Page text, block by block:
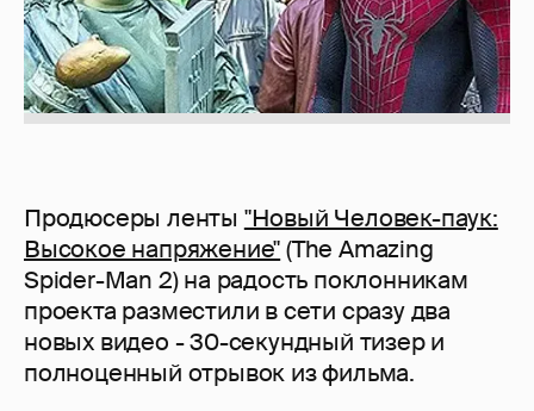
Продюсеры ленты "Новый Человек-паук:
Высокое напряжение"(The Amazing
Spider-Man 2) на радость поклонникам
проекта разместили в сети сразу два
новых видео - 30-секундный тизер и
полноценный отрывок из фильма.